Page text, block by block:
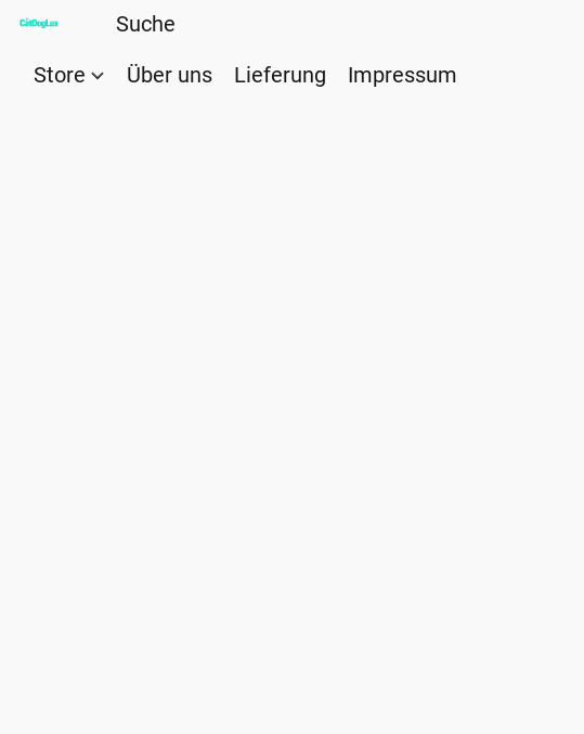
Store Über uns Lieferung Impressum